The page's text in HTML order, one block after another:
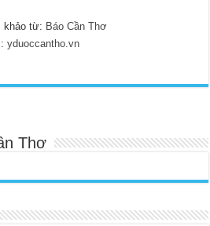
khảo từ: Báo Cần Thơ
yduoccantho.vn
Thơ